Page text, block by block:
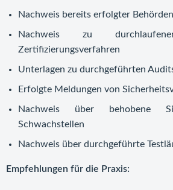
Nachweis bereits erfolgter
Nachweis zu
Zertifizierungsverfahren
Unterlagen zu durchgeführten
Erfolgte Meldungen von
Nachweis über behobene
Schwachstellen
Nachweis über durchgeführte
Empfehlungen für die Praxis: